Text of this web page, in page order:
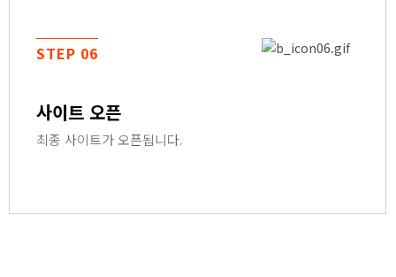
STEP 06
사이트 오픈
최종 사이트가 오픈됩니다.